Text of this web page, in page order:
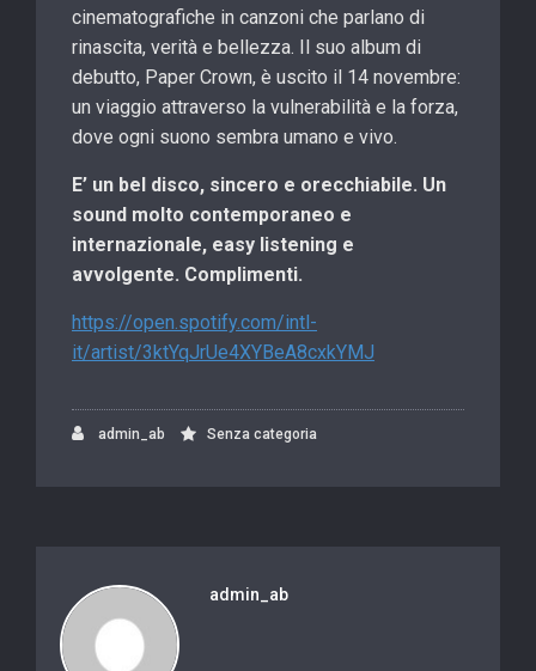
cinematografiche in canzoni che parlano di
rinascita, verità e bellezza. Il suo album di
debutto, Paper Crown, è uscito il 14 novembre:
un viaggio attraverso la vulnerabilità e la forza,
dove ogni suono sembra umano e vivo.
E’ un bel disco, sincero e orecchiabile. Un
sound molto contemporaneo e
internazionale, easy listening e
avvolgente. Complimenti.
https://open.spotify.com/intl-
it/artist/3ktYqJrUe4XYBeA8cxkYMJ
admin_ab Senza categoria
admin_ab